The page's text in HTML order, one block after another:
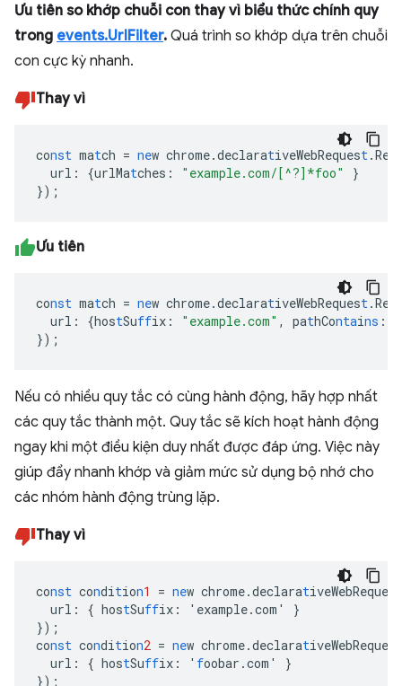
Ưu tiên so khớp chuỗi con thay vì biểu thức chính quy
trong events.UrlFilter. Quá trình so khớp dựa trên chuỗi
con cực kỳ nhanh.
Thay vì
const match = new chrome.declarativeWebRequest
url : {urlMatches : "example.com/[^?]*foo"
}
});
Ưu tiên
const match = new chrome.declarativeWebRequest
url : {hostSuffix : "example.com" , pathContains :
});
Nếu có nhiều quy tắc có cùng hành động, hãy hợp nhất
các quy tắc thành một. Quy tắc sẽ kích hoạt hành động
ngay khi một điều kiện duy nhất được đáp ứng. Việc này
giúp đẩy nhanh khớp và giảm mức sử dụng bộ nhớ cho
các nhóm hành động trùng lặp.
Thay vì
const condition1 = new chrome.declarativeWebReques
url : { hostSuffix : 'example.com'
}
});
const condition2 = new chrome.declarativeWebReques
url : { hostSuffix : ' foobar.com'
}
});